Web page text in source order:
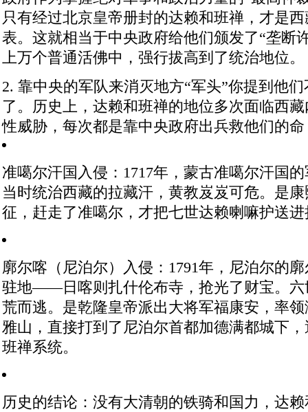
只有经过北京皇帝册封的达赖和班禅，才是
表。这就相当于中央政府给他们颁发了“垄断
上万个普通活佛中，强行拔高到了统治地位。
2. 靠中央的军队来消灭地方“军头”你提到他
了。历史上，达赖和班禅的地位多次面临西
性威胁，每次都是靠中央政府出兵救他们的命
准噶尔汗国入侵 ：1717年，蒙古准噶尔汗国
当时统治西藏的拉藏汗，黄教岌岌可危。是
征，赶走了准噶尔，才把七世达赖喇嘛护送
廓尔喀（尼泊尔）入侵 ：1791年，尼泊尔的
驻地——日喀则扎什伦布寺，抢光了财宝。六
荒而逃。是乾隆皇帝派出大将军福康安，率
雅山，直接打到了尼泊尔首都加德满都城下
班禅系统。
历史的结论 ：没有大清朝的铁骑和国力，达